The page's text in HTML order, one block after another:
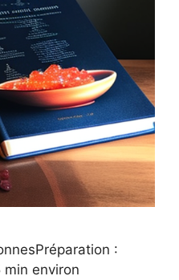
:
min environ